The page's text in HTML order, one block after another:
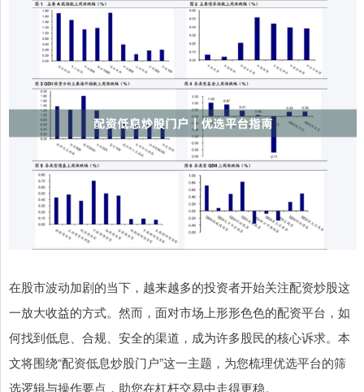
在股市波动加剧的当下，越来越多的投资者开始关注配资炒股这
一放大收益的方式。然而，面对市场上形形色色的配资平台，如
何找到低息、合规、安全的渠道，成为许多股民的核心诉求。本
文将围绕“配资低息炒股门户”这一主题，为您梳理优选平台的筛
选逻辑与操作要点，助您在杠杆交易中走得更稳。